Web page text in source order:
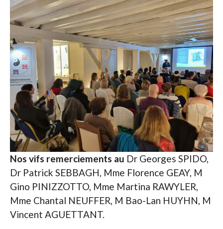
Nos vifs remerciements au Dr Georges SPIDO,
Dr Patrick SEBBAGH, Mme Florence GEAY, M
Gino PINIZZOTTO, Mme Martina RAWYLER,
Mme Chantal NEUFFER, M Bao-Lan HUYHN, M
Vincent AGUETTANT.